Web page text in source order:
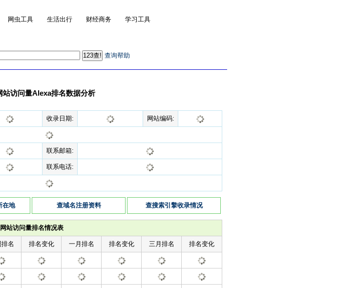
网虫工具 生活出行 财经商务 学习工具
查询帮助
访问量Alexa排名数据分析
收录日期: 网站编码:
联系邮箱:
联系电话:
在地 查域名注册资料 查搜索引擎收录情况
网站访问量排名情况表
名 排名变化 一月排名 排名变化 三月排名 排名变化